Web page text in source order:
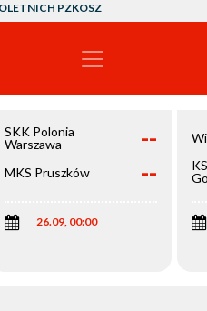
PZKOSZ
SKK Polonia
Warszawa
--
MKS Pruszków --
26.09, 00:00